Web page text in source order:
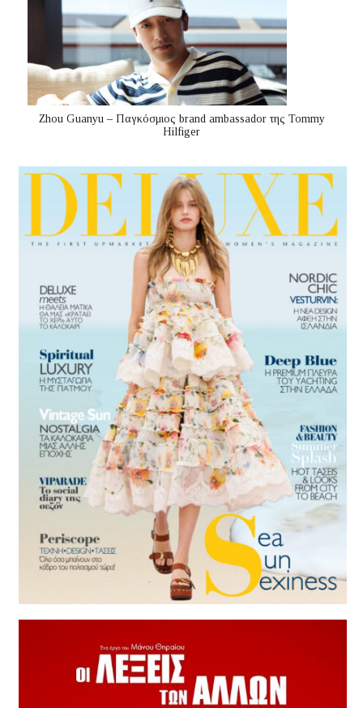
Zhou Guanyu – Παγκόσμιος brand ambassador της Tommy
Hilfiger